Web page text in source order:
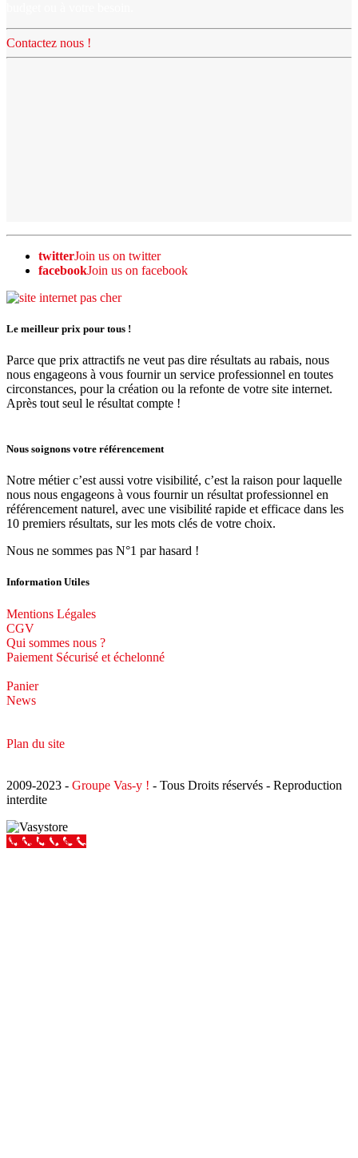
Contactez nous !
twitterJoin us on twitter
facebookJoin us on facebook
Le meilleur prix pour tous !
Parce que prix attractifs ne veut pas dire résultats au rabais, nous
nous engageons à vous fournir un service professionnel en toutes
circonstances, pour la création ou la refonte de votre site internet.
Après tout seul le résultat compte !
Nous soignons votre référencement
Notre métier c’est aussi votre visibilité, c’est la raison pour laquelle
nous nous engageons à vous fournir un résultat professionnel en
référencement naturel, avec une visibilité rapide et efficace dans les
10 premiers résultats, sur les mots clés de votre choix.
Nous ne sommes pas N°1 par hasard !
Information Utiles
Mentions Légales
CGV
Qui sommes nous ?
Paiement Sécurisé et échelonné
Panier
News
Plan du site
2009-2023 - Groupe Vas-y ! - Tous Droits réservés - Reproduction
interdite
Appeler Vas-y !